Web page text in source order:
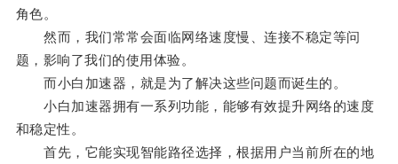
角色。
然而，我们常常会面临网络速度慢、连接不稳定等问
题，影响了我们的使用体验。
而小白加速器，就是为了解决这些问题而诞生的。
小白加速器拥有一系列功能，能够有效提升网络的速度
和稳定性。
首先，它能实现智能路径选择，根据用户当前所在的地